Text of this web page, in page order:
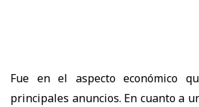
Fue en el aspecto económico
principales anuncios. En cuanto a